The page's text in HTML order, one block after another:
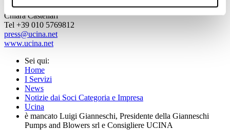
UCINA Confindustria Nautica - Ufficio Stampa
Chiara Castellari
Tel +39 010 5769812
press@ucina.net
www.ucina.net
Sei qui:
Home
I Servizi
News
Notizie dai Soci Categoria e Impresa
Ucina
è mancato Luigi Gianneschi, Presidente della Gianneschi
Pumps and Blowers srl e Consigliere UCINA